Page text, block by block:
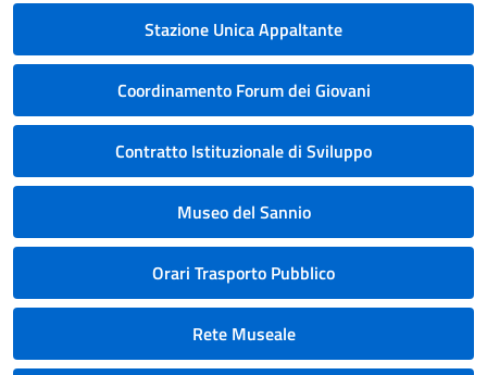
Stazione Unica Appaltante
Coordinamento Forum dei Giovani
Contratto Istituzionale di Sviluppo
Museo del Sannio
Orari Trasporto Pubblico
Rete Museale